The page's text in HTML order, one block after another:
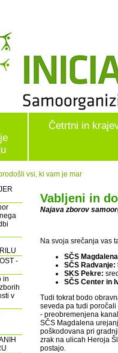
Četrtni in
vsi, ki vam je mar
-
in
v
Vabljeni in
Najava zborov
Na svoja srečanja vas
SČS
SČS Radvanje:
SKS Pekre:
SČS Center in
Tudi tokrat bodo
seveda pa tudi
- preobremenjena
SČS Magdalena
poškodovana pri
zrak na ulicah Heroja
postajo.